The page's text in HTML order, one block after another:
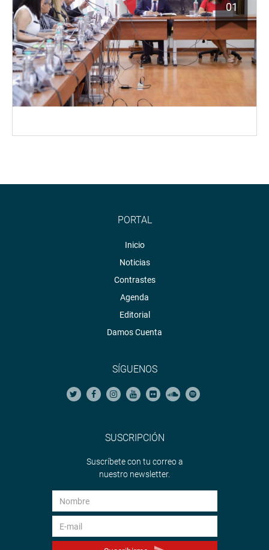
01
PORTAL
Inicio
Noticias
Contrastes
Agenda
Editorial
Damos Cuenta
SÍGUENOS
SUSCRIPCIÓN
Suscríbete con tu correo a
nuestro newsletter.